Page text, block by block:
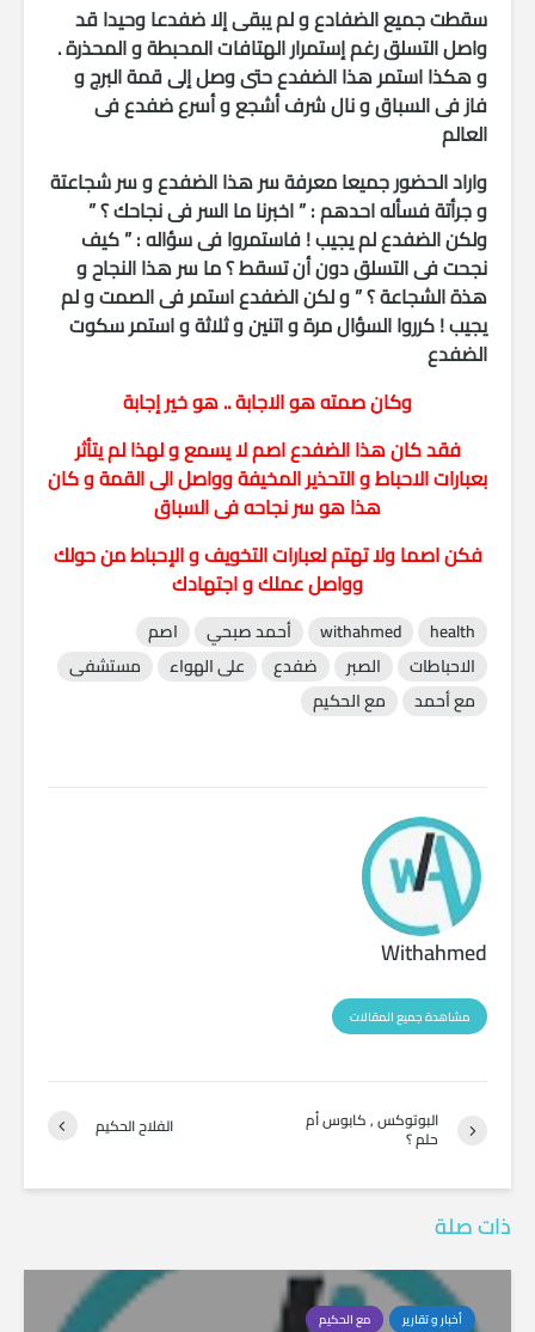
سقطت جميع الضفادع و لم يبقى إلا ضفدعا وحيدا قد
واصل التسلق رغم إستمرار الهتافات المحبطة و المحذرة .
و هكذا استمر هذا الضفدع حتى وصل إلى قمة البرج و
فاز فى السباق و نال شرف أشجع و أسرع ضفدع فى
العالم
واراد الحضور جميعا معرفة سر هذا الضفدع و سر شجاعتة
و جرأتة فسأله احدهم : ” اخبرنا ما السر فى نجاحك ؟ ”
ولكن الضفدع لم يجيب ! فاستمروا فى سؤاله : ” كيف
نجحت فى التسلق دون أن تسقط ؟ ما سر هذا النجاح و
هذة الشجاعة ؟ ” و لكن الضفدع استمر فى الصمت و لم
يجيب ! كرروا السؤال مرة و اتنين و ثلاثة و استمر سكوت
الضفدع
وكان صمته هو الاجابة .. هو خير إجابة
فقد كان هذا الضفدع اصم لا يسمع و لهذا لم يتأثر
بعبارات الاحباط و التحذير المخيفة وواصل الى القمة و كان
هذا هو سر نجاحه فى السباق
فكن اصما ولا تهتم لعبارات التخويف و الإحباط من حولك
وواصل عملك و اجتهادك
health
withahmed أحمد صبحي
اصم
الاحباطات
الصبر ضفدع على الهواء
مستشفى
مع أحمد
مع الحكيم
Withahmed
مشاهدة جميع المقالات
الفلاح الحكيم البوتوكس , كابوس أم
حلم ؟
ذات صلة
أخبار و تقارير مع الحكيم